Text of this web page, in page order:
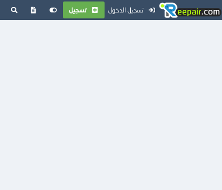
تسجيل الدخول تسجيل